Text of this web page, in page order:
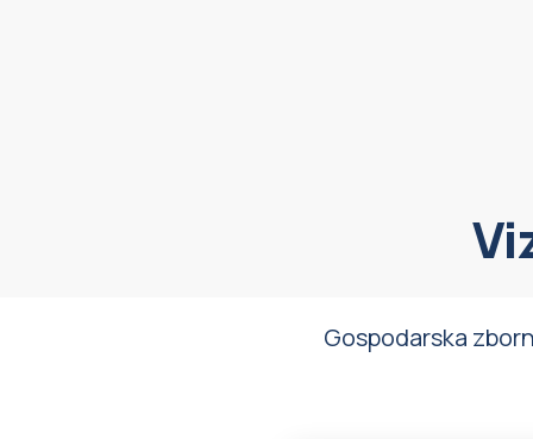
Gospodarska